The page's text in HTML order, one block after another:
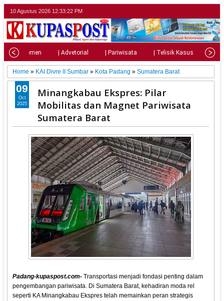
10 Agustus 2026 12:33:24 PM
| Parlemen | Advetorial | Pariwisata | Telisik Kasus |
Home » KAI Divre II Sumbar » Kota Padang »Sumatera Barat
Minangkabau Ekspres: Pilar
Mobilitas dan Magnet Pariwisata
Sumatera Barat
Padang-kupaspost.com- Transportasi menjadi fondasi penting dalam
pengembangan pariwisata. Di Sumatera Barat, kehadiran moda rel
seperti KA Minangkabau Ekspres telah memainkan peran strategis
09
Oct
2025